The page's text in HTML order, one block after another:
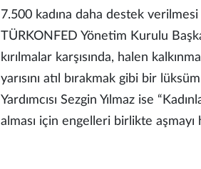
7.500 kadına daha destek
TÜRKONFED Yönetim Kurulu
kırılmalar karşısında, halen
yarısını atıl bırakmak gibi bir
Yardımcısı Sezgin Yılmaz ise
alması için engelleri birlikte aşmayı